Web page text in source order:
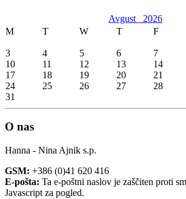
Avgust 2026
M
T W T F
3
4 5 6 7
10
11 12 13 14
17
18 19 20 21
24
25 26 27 28
31
O nas
Hanna - Nina Ajnik s.p.
GSM: +386 (0)41 620 416
E-pošta: Ta e-poštni naslov je zaščiten proti
Javascript za pogled.